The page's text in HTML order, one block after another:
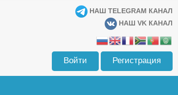
НАШ TELEGRAM КАНАЛ
НАШ VK КАНАЛ
Войти Регистрация